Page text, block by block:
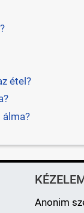
étel?
álma?
Anonim